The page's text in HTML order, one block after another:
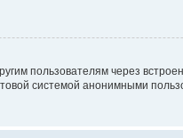
пользователям через
системой анонимными